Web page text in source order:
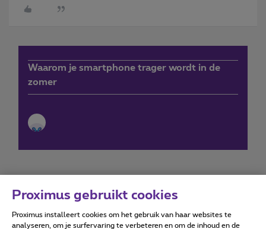
Waarom je smartphone trager wordt in de
zomer
Forumvoorwaarden Accessibility statement
Proximus gebruikt cookies
Proximus installeert cookies om het gebruik van haar websites te
analyseren, om je surfervaring te verbeteren en om de inhoud en de